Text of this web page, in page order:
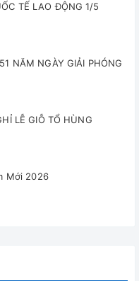
TẾ LAO ĐỘNG 1/5
NĂM NGÀY GIẢI PHÓNG
LỄ GIỖ TỔ HÙNG
Mới 2026